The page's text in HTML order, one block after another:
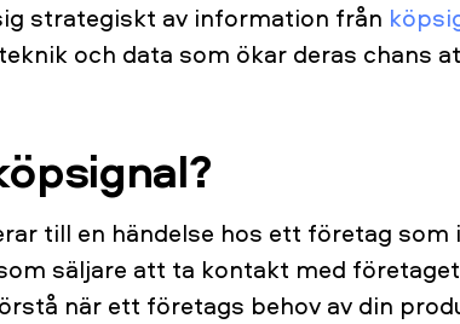
strategiskt av information från
och data som ökar deras chans
till en händelse hos ett företag
säljare att ta kontakt med
när ett företags behov av din